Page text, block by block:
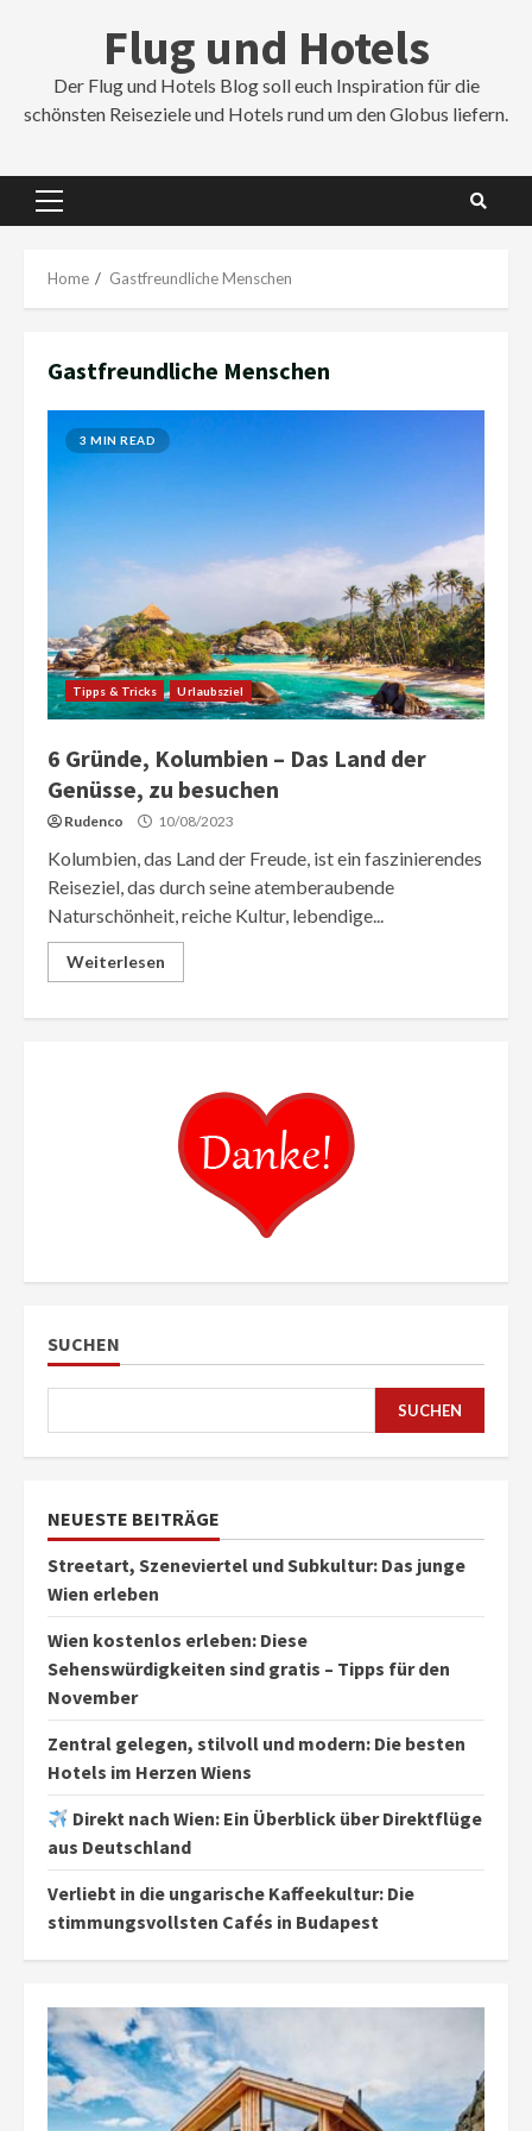
Flug und Hotels
Der Flug und Hotels Blog soll euch Inspiration für die
schönsten Reiseziele und Hotels rund um den Globus liefern.
Primary
Home Gastfreundliche Menschen
Gastfreundliche Menschen
3 MIN READ
Tipps & Tricks Urlaubsziel
6 Gründe, Kolumbien – Das Land der
Genüsse, zu besuchen
Rudenco 10/08/2023
Kolumbien, das Land der Freude, ist ein faszinierendes
Reiseziel, das durch seine atemberaubende
Naturschönheit, reiche Kultur, lebendige...
Weiterlesen
SUCHEN
SUCHEN
NEUESTE BEITRÄGE
Streetart, Szeneviertel und Subkultur: Das junge
Wien erleben
Wien kostenlos erleben: Diese
Sehenswürdigkeiten sind gratis – Tipps für den
November
Zentral gelegen, stilvoll und modern: Die besten
Hotels im Herzen Wiens
Direkt nach Wien: Ein Überblick über Direktflüge
aus Deutschland
Verliebt in die ungarische Kaffeekultur: Die
stimmungsvollsten Cafés in Budapest